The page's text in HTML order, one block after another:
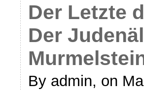
Der Letzte
Der
By admin, on